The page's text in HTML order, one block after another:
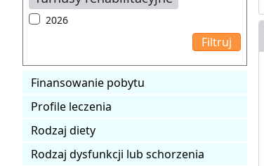
2026
Finansowanie pobytu
Profile leczenia
Rodzaj diety
Rodzaj dysfunkcji lub schorzenia